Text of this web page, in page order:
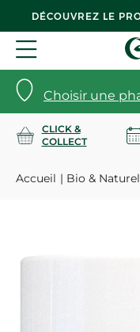
DÉCOUVREZ LE
Choisir une
CLICK &
COLLECT
Accueil Bio & Naturel